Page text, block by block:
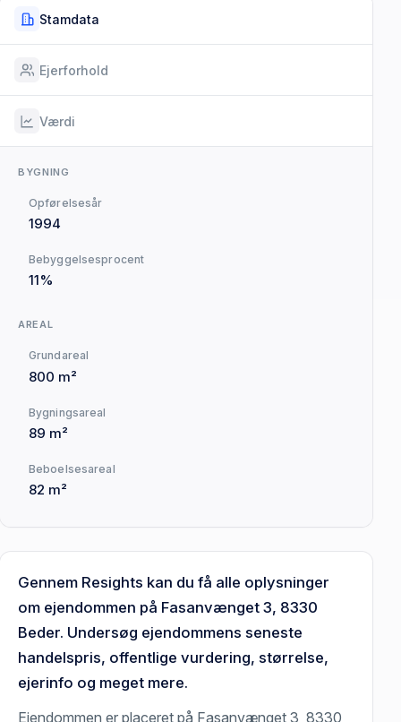
Stamdata
Ejerforhold
Værdi
BYGNING
Opførelsesår
1994
Bebyggelsesprocent
11%
AREAL
Grundareal
800 m²
Bygningsareal
89 m²
Beboelsesareal
82 m²
Gennem Resights kan du få alle oplysninger
om ejendommen på Fasanvænget 3, 8330
Beder. Undersøg ejendommens seneste
handelspris, offentlige vurdering, størrelse,
ejerinfo og meget mere.
Ejendommen er placeret på Fasanvænget 3, 8330